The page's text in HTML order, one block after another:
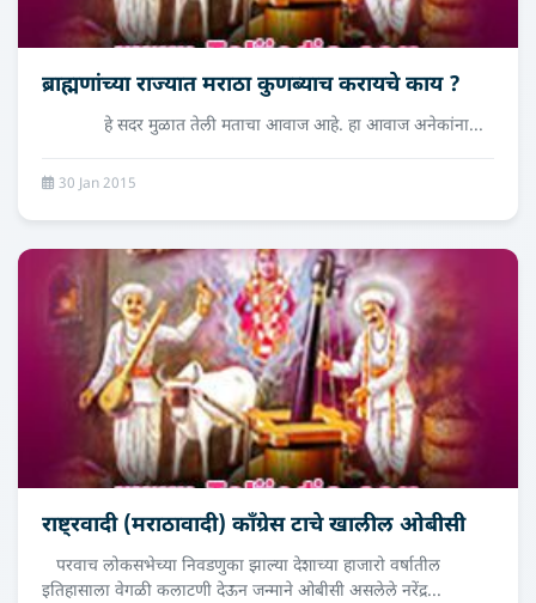
ब्राह्मणांच्या राज्यात मराठा कुणब्याच करायचे काय ?
हे सदर मुळात तेली मताचा आवाज आहे. हा आवाज अनेकांना...
30 Jan 2015
राष्ट्रवादी (मराठावादी) कॉंग्रेस टाचे खालील ओबीसी
परवाच लोकसभेच्या निवडणुका झाल्या देशाच्या हाजारो वर्षातील
इतिहासाला वेगळी कलाटणी देऊन जन्माने ओबीसी असलेले नरेंद्र...